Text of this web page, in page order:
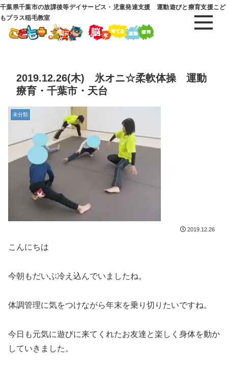
千葉県千葉市の放課後等デイサービス・児童発達支援 運動遊びと療育支援こど
もプラス稲毛教室
2019.12.26(木) 氷オニ☆柔軟体操 運動
療育・千葉市・天台
未分類
2019.12.26
こんにちは
今朝もだいぶ冷え込んでいましたね。
体調管理に気をつけながら年末を乗り切りたいですね。
今日も元気に遊びに来てくれたお友達と楽しく身体を動か
していきました。